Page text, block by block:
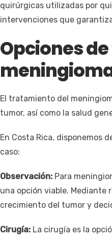
quirúrgicas utilizadas por
intervenciones que
Opciones
El tratamiento del
tumor, así como la salud
En Costa Rica, disponemos
caso:
Observación: Para
una opción viable. Mediante
crecimiento del tumor y
Cirugía: La cirugía es la